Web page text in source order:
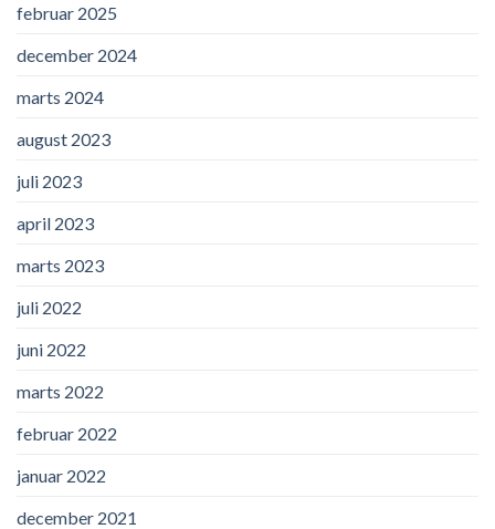
februar 2025
december 2024
marts 2024
august 2023
juli 2023
april 2023
marts 2023
juli 2022
juni 2022
marts 2022
februar 2022
januar 2022
december 2021